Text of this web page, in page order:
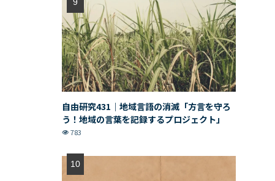
自由研究431｜地域言語の消滅「方言を守ろ
う！地域の言葉を記録するプロジェクト」
783